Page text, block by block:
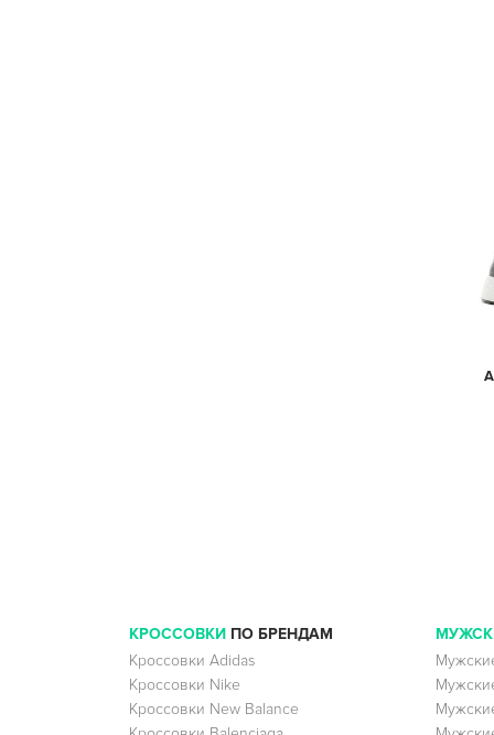
КРОССОВКИ ПО БРЕНДАМ
Кроссовки Adidas
Кроссовки Nike
Кроссовки New Balance